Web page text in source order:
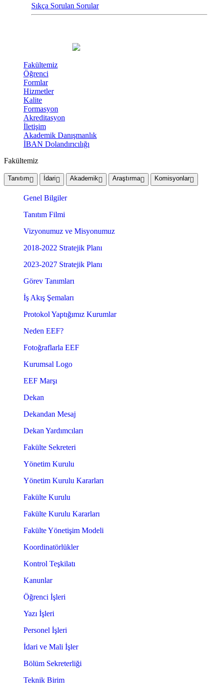
Sıkça Sorulan Sorular
Fakültemiz
Öğrenci
Formlar
Hizmetler
Kalite
Formasyon
Akreditasyon
İletişim
Akademik Danışmanlık
İBAN Dolandırıcılığı
Fakültemiz
Tanıtım İdari Akademik Araştırma Komisyonlar
Genel Bilgiler
Tanıtım Filmi
Vizyonumuz ve Misyonumuz
2018-2022 Stratejik Planı
2023-2027 Stratejik Planı
Görev Tanımları
İş Akış Şemaları
Protokol Yaptığımız Kurumlar
Neden EEF?
Fotoğraflarla EEF
Kurumsal Logo
EEF Marşı
Dekan
Dekandan Mesaj
Dekan Yardımcıları
Fakülte Sekreteri
Yönetim Kurulu
Yönetim Kurulu Kararları
Fakülte Kurulu
Fakülte Kurulu Kararları
Fakülte Yönetişim Modeli
Koordinatörlükler
Kontrol Teşkilatı
Kanunlar
Öğrenci İşleri
Yazı İşleri
Personel İşleri
İdari ve Mali İşler
Bölüm Sekreterliği
Teknik Birim